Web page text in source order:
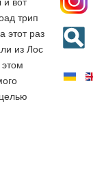
трип
этот раз
из Лос